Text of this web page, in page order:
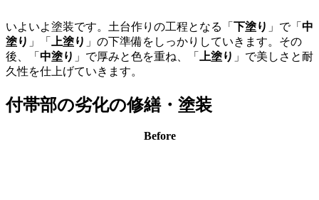
いよいよ塗装です。土台作りの工程となる「 下塗り 」で「 中
塗り 」「 上塗り 」の下準備をしっかりしていきます。その
後、「 中塗り 」で厚みと色を重ね、「 上塗り 」で美しさと耐
久性を仕上げていきます。
付帯部の劣化の修繕・塗装
Before